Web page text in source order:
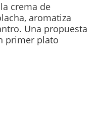
crema de
aromatiza
Una propuesta
primer plato